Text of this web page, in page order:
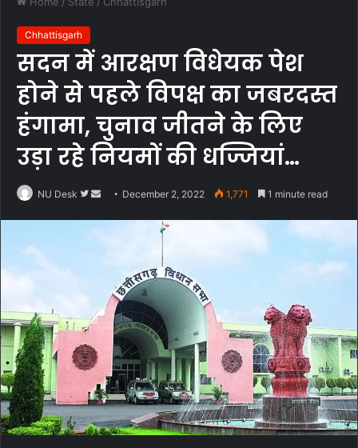
Chhattisgarh
सदन में आरक्षण विधेयक पेश
होने से पहले विपक्ष का जबरदस्त
हंगामा, चुनाव जीतने के लिए
उड़ा रहे नियमों की धज्जियां…
NU Desk
Follow
Send December 2, 2022 1,771 1 minute read